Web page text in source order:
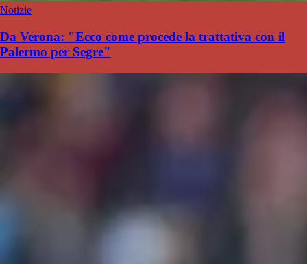
Notizie
Da Verona: "Ecco come procede la trattativa con il
Palermo per Segre"